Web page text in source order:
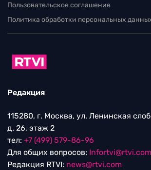
Пользовательское соглашение
Политика обработки персональных
Редакция
115280, г. Москва, ул. Ленинская
д. 26, этаж 2
тел: +7 (499) 579-86-96
Для общих вопросов: Infortvi@rtvi.com
Редакция RTVI: news@rtvi.com